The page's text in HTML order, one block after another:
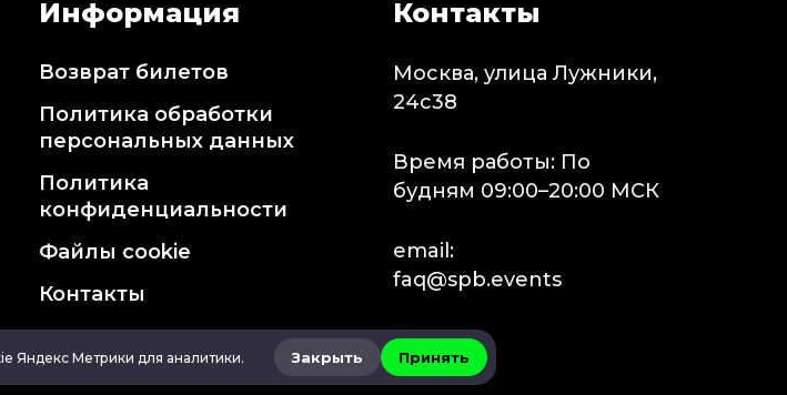
Информация
Возврат билетов
Политика обработки
персональных данных
Политика
конфиденциальности
Файлы cookie
Контакты
Контакты
Москва, улица Лужники,
24с38
Время работы: По
будням 09:00–20:00 МСК
email:
faq@spb.events
Яндекс Метрики для аналитики. Принять
Закрыть